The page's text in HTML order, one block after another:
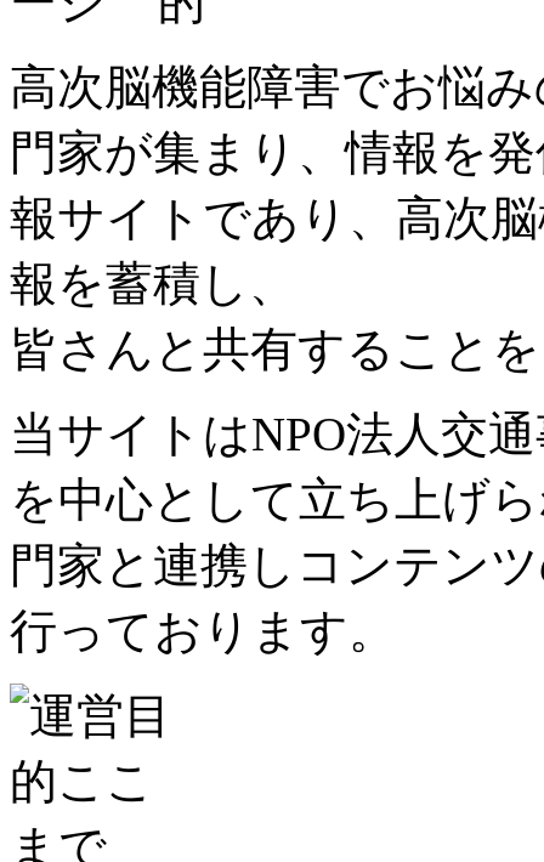
高次脳機能障害でお悩
門家が集まり、情報を
報サイトであり、高次
報を蓄積し、
皆さんと共有すること
当サイトはNPO法人交
を中心として立ち上げ
門家と連携しコンテン
行っております。